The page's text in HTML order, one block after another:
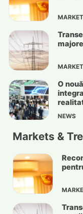
O
NEWS
Markets &